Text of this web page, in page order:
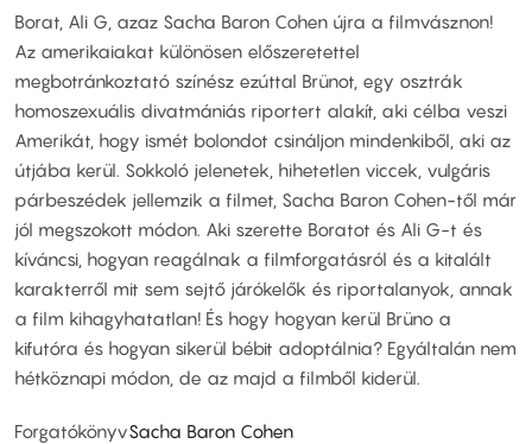
Borat, Ali G, azaz Sacha Baron Cohen újra a filmvásznon!
Az amerikaiakat különösen előszeretettel
megbotránkoztató színész ezúttal Brünot, egy osztrák
homoszexuális divatmániás riportert alakít, aki célba veszi
Amerikát, hogy ismét bolondot csináljon mindenkiből, aki az
útjába kerül. Sokkoló jelenetek, hihetetlen viccek, vulgáris
párbeszédek jellemzik a filmet, Sacha Baron Cohen-től már
jól megszokott módon. Aki szerette Boratot és Ali G-t és
kíváncsi, hogyan reagálnak a filmforgatásról és a kitalált
karakterről mit sem sejtő járókelők és riportalanyok, annak
a film kihagyhatatlan! És hogy hogyan kerül Brüno a
kifutóra és hogyan sikerül bébit adoptálnia? Egyáltalán nem
hétköznapi módon, de az majd a filmből kiderül.
ForgatókönyvSacha Baron Cohen